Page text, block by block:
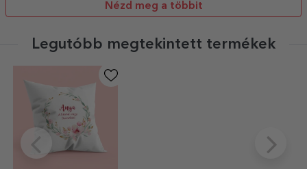
Nézd meg a többit
Legutóbb megtekintett termékek